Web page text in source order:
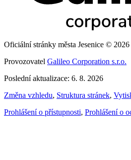
Oficiální stránky města Jesenice © 2026
Provozovatel Galileo Corporation s.r.o.
Poslední aktualizace: 6. 8. 2026
Změna vzhledu, Struktura stránek,
Prohlášení o přístupnosti, Prohlášení o